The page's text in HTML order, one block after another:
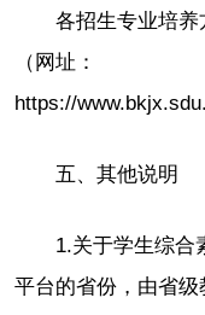
各招生专业培养
（网址：
https://
五、其他说明
1.关于学生综合
平台的省份，由省